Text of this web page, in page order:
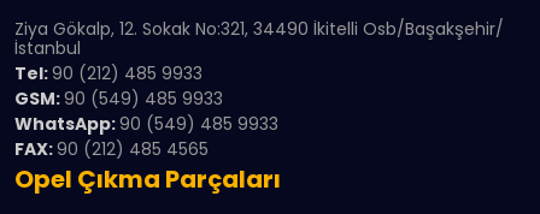
Ziya Gökalp, 12. Sokak No:321, 34490 İkitelli Osb/Başakşehir/
İstanbul
Tel:90 (212) 485 9933
GSM:90 (549) 485 9933
WhatsApp:90 (549) 485 9933
FAX:90 (212) 485 4565
Opel Çıkma Parçaları